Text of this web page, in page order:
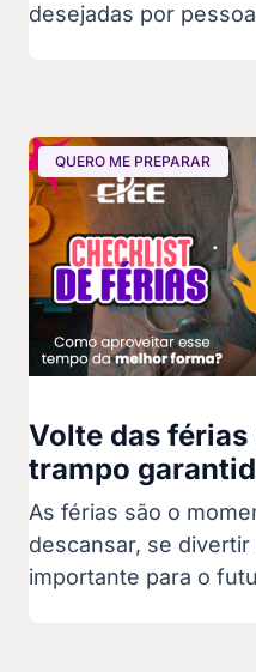
desejadas por
QUERO ME PREPARAR
Volte das
trampo
As férias são o
descansar, se
importante para o